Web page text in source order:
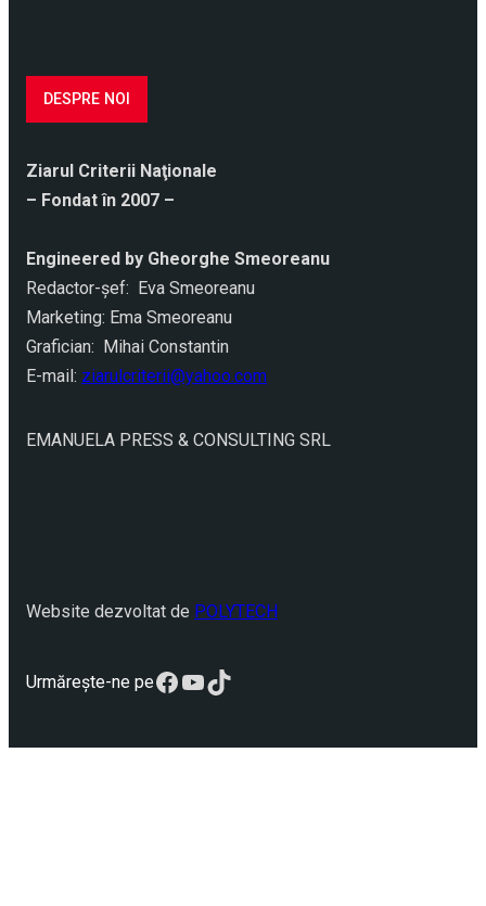
DESPRE NOI
Ziarul Criterii Naţionale
– Fondat în 2007 –
Engineered by Gheorghe Smeoreanu
Redactor-şef: Eva Smeoreanu
Marketing: Ema Smeoreanu
Grafician: Mihai Constantin
E-mail: ziarulcriterii@yahoo.com
EMANUELA PRESS & CONSULTING SRL
Website dezvoltat de POLYTECH
Urmărește-ne peFacebook
YouTube
TikTok